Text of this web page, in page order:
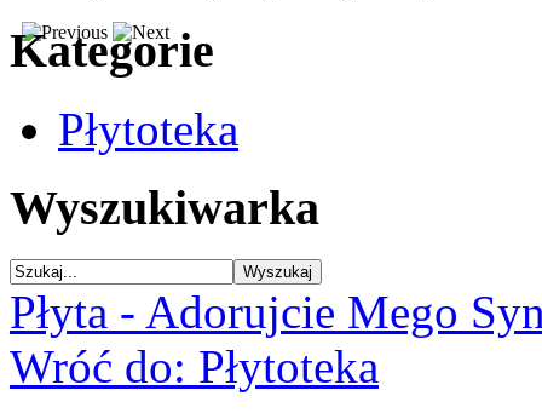
Kategorie
Płytoteka
Wyszukiwarka
Płyta - Adorujcie Mego
Wróć do: Płytoteka